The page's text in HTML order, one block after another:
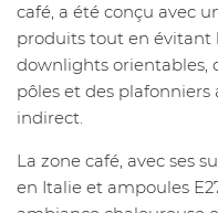
café, a été conçu avec
produits tout en évitant
downlights orientables,
pôles et des
indirect.
La zone café, avec ses
en Italie et ampoules